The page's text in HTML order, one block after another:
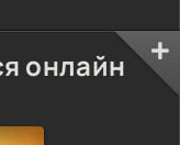
онлайн